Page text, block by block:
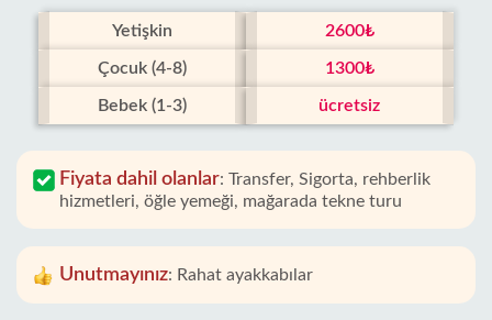
Yetişkin 2600₺
Çocuk (4-8) 1300₺
Bebek (1-3) ücretsiz
Fiyata dahil olanlar: Transfer, Sigorta, rehberlik
hizmetleri, öğle yemeği, mağarada tekne turu
Unutmayınız: Rahat ayakkabılar